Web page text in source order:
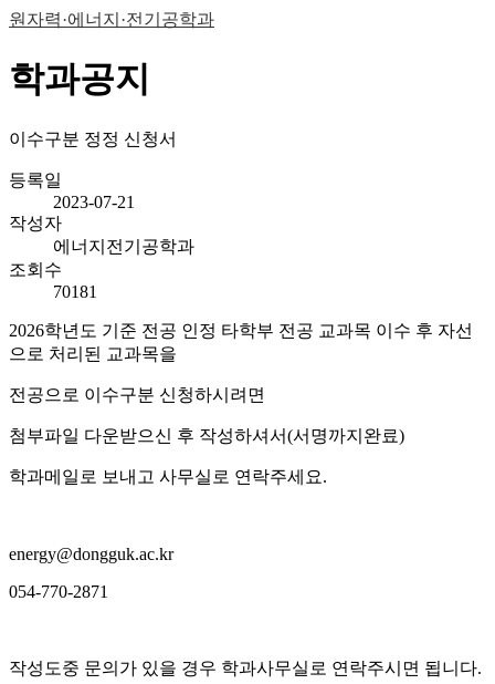
원자력·에너지·전기공학과
학과공지
이수구분 정정 신청서
등록일
2023-07-21
작성자
에너지전기공학과
조회수
70181
2026학년도 기준 전공 인정 타학부 전공 교과목 이수 후 자선
으로 처리된 교과목을
전공으로 이수구분 신청하시려면
첨부파일 다운받으신 후 작성하셔서(서명까지완료)
학과메일로 보내고 사무실로 연락주세요.
energy@dongguk.ac.kr
054-770-2871
작성도중 문의가 있을 경우 학과사무실로 연락주시면 됩니다.